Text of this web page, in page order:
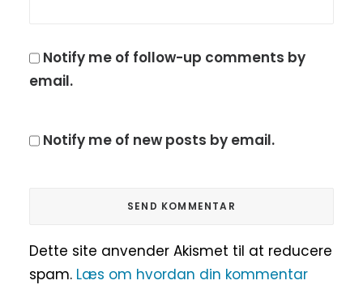
Notify me of follow-up comments by
email.
Notify me of new posts by email.
Dette site anvender Akismet til at reducere
spam. Læs om hvordan din kommentar